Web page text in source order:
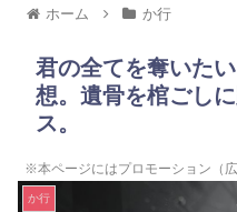
ホーム か行
君の全てを奪いた
想。遺骨を棺ごし
ス。
※本ページにはプロモーション（広
か行